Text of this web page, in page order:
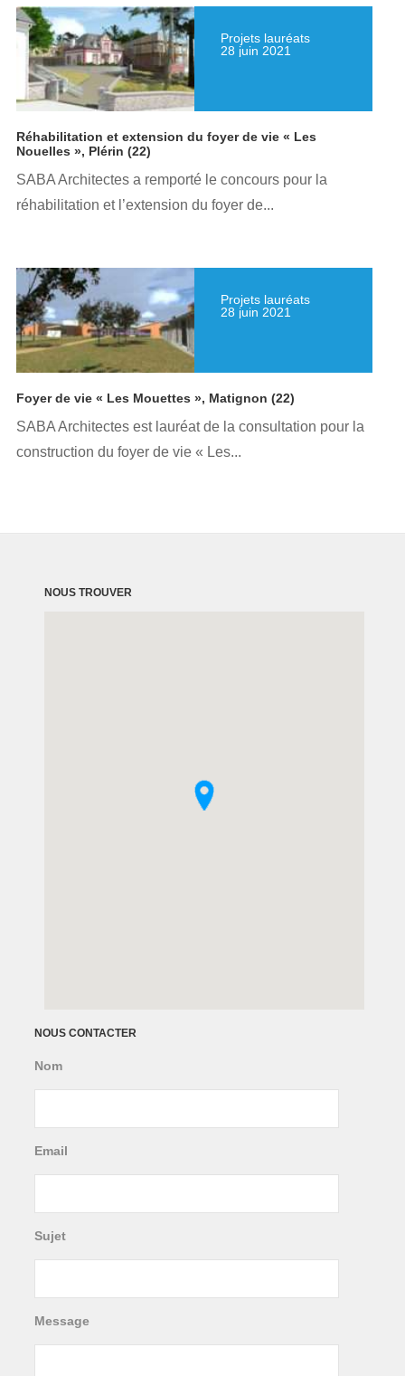
Projets lauréats
28 juin 2021
Réhabilitation et extension du foyer de vie « Les
Nouelles », Plérin (22)
SABA Architectes a remporté le concours pour la
réhabilitation et l’extension du foyer de...
Projets lauréats
28 juin 2021
Foyer de vie « Les Mouettes », Matignon (22)
SABA Architectes est lauréat de la consultation pour la
construction du foyer de vie « Les...
NOUS TROUVER
NOUS CONTACTER
Nom
Email
Sujet
Message